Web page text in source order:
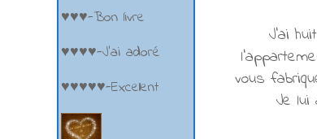
J'ai
vous
Je lui
♥♥♥-Bon livre
♥♥♥♥-J'ai adoré
♥♥♥♥♥-Excellent